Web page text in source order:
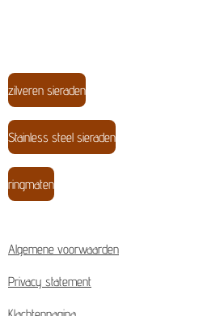
zilveren sieraden
Stainless steel sieraden
ringmaten
Algemene voorwaarden
Privacy statement